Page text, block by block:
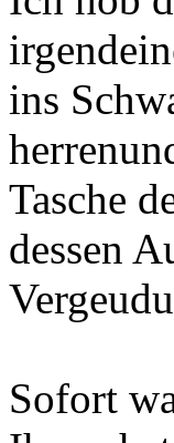
ins
Tasche
dessen
Sofort